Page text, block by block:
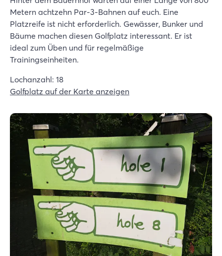
Metern achtzehn Par-3-Bahnen auf euch. Eine
Platzreife ist nicht erforderlich. Gewässer, Bunker und
Bäume machen diesen Golfplatz interessant. Er ist
ideal zum Üben und für regelmäßige
Trainingseinheiten.
Lochanzahl: 18
Golfplatz auf der Karte anzeigen